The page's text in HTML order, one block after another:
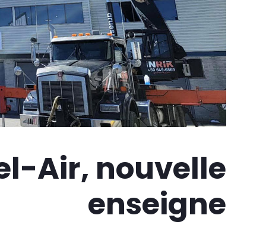
Air, nouvelle
enseigne